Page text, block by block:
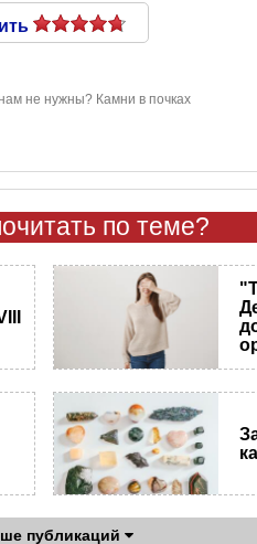
не нужны? Камни в почках
по теме?
публикаций